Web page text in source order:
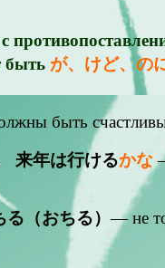
быть が、けど、の
быть
来年は行けるかな
る（おちる）— не